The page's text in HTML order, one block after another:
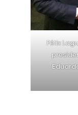
Félix